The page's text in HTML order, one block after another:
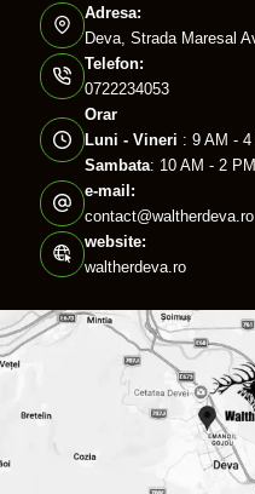
Adresa:
Deva, Strada Maresal
Telefon:
0722234053
Orar
Luni - Vineri : 9 AM - 4
Sambata: 10 AM - 2 PM
e-mail:
contact@waltherdeva.ro
website:
waltherdeva.ro